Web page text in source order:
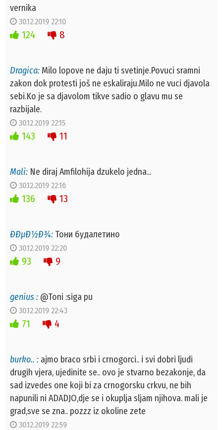
vernika
30.12.2019 22:10
124 8
Dragica: Milo lopove ne daju ti svetinje.Povuci sramni
zakon dok protesti još ne eskaliraju.Milo ne vuci djavola
sebi.Ko je sa djavolom tikve sadio o glavu mu se
razbijale.
30.12.2019 22:15
143 11
Mali: Ne diraj Amfilohija dzukelo jedna...
30.12.2019 22:16
136 13
ÐÐµÐ½Ð¾: Тони будалетино
30.12.2019 22:20
93 9
genius : @Toni :siga pu
30.12.2019 22:43
71 4
burko.. : ajmo braco srbi i crnogorci.. i svi dobri ljudi
drugih vjera, ujedinite se.. ovo je stvarno bezakonje, da
sad izvedes one koji bi za crnogorsku crkvu, ne bih
napunili ni ADADJO,dje se i okuplja sljam njihova. mali je
grad,sve se zna.. pozzz iz okoline zete
30.12.2019 22:59